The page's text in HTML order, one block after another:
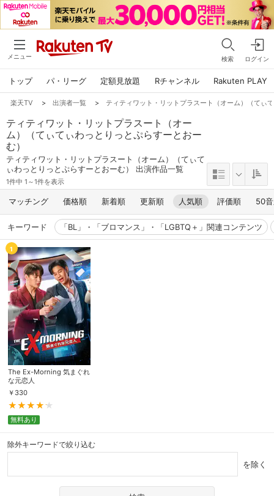
メニュー 検索 ログイン
トップ パ・リーグ 定額見放題 Rチャンネル Rakuten PLAY
楽天TV > 出演者一覧 > ティティワット・リットプラスート（オーム）（てぃ
ティティワット・リットプラスート（オー
ム）（てぃてぃわっとりっとぷらすーとおー
む）
ティティワット・リットプラスート（オーム）（てぃて
ぃわっとりっとぷらすーとおーむ） 出演作品一覧
1件中 1～1件を表示
マッチング 価格順 新着順 更新順 人気順 評価順 50
キーワード 「BL」・「ブロマンス」・「LGBTQ＋」関連コンテンツ
1
The Ex-Morning 気まぐれ
な元恋人
￥ 330
無料あり
除外キーワードで絞り込む
を除く